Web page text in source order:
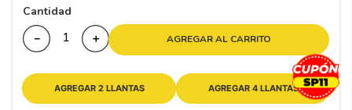
Cantidad
＋
－ AGREGAR AL CARRITO
AGREGAR 2 LLANTAS AGREGAR 4 LLANTAS